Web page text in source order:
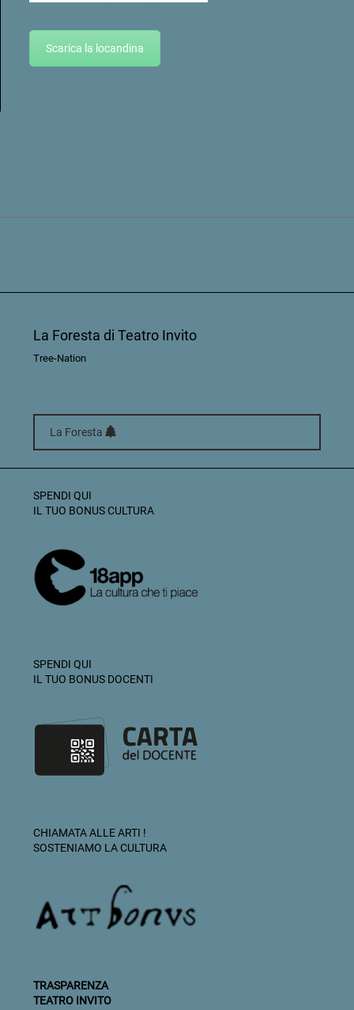
Scarica la locandina
La Foresta di Teatro Invito
Tree-Nation
La Foresta
SPENDI QUI
IL TUO BONUS CULTURA
SPENDI QUI
IL TUO BONUS DOCENTI
CHIAMATA ALLE ARTI !
SOSTENIAMO LA CULTURA
TRASPARENZA
TEATRO INVITO